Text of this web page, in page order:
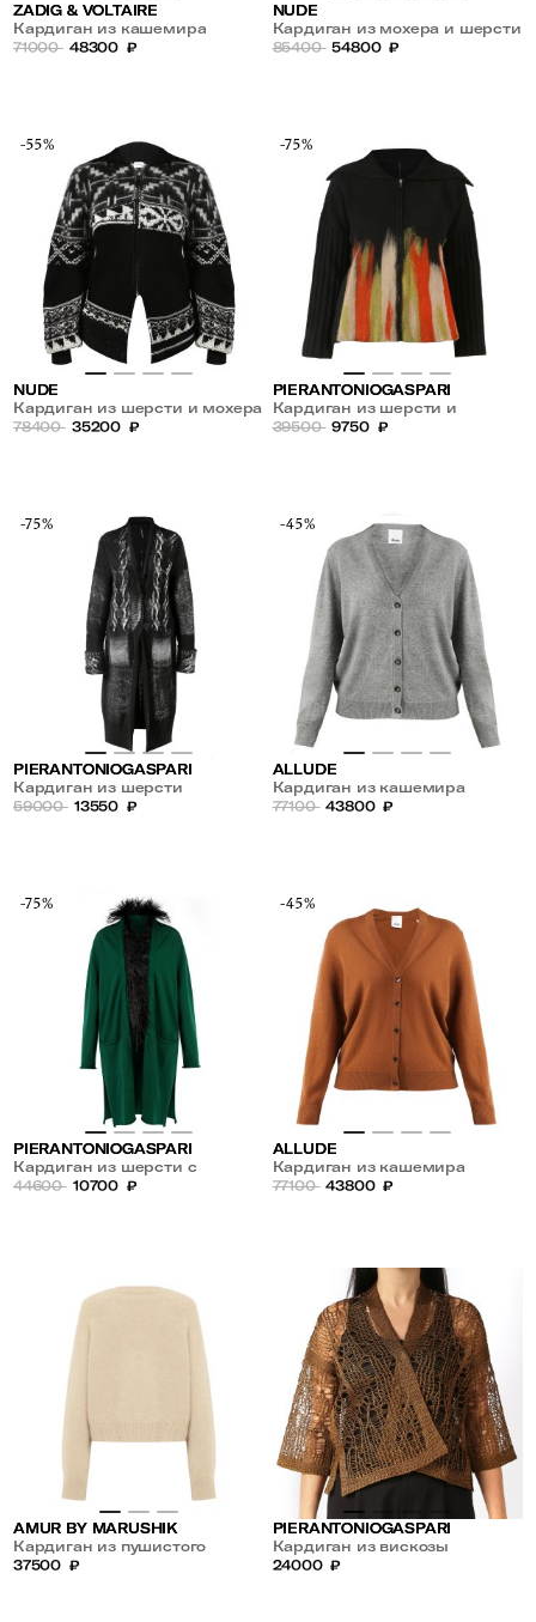
ZADIG & VOLTAIRE
Кардиган из кашемира
71000 48300 ₽
NUDE
Кардиган из мохера и шерсти
в пайетках
85400 54800 ₽
-55%
NUDE
Кардиган из шерсти и мохера
на молнии
78400 35200 ₽
-75%
PIERANTONIOGASPARI
Кардиган из шерсти и
кашемира
39500 9750 ₽
-75%
PIERANTONIOGASPARI
Кардиган из шерсти
59000 13550 ₽
-45%
ALLUDE
Кардиган из кашемира
77100 43800 ₽
-75%
PIERANTONIOGASPARI
Кардиган из шерсти с
карманами
44600 10700 ₽
-45%
ALLUDE
Кардиган из кашемира
77100 43800 ₽
AMUR BY MARUSHIK
Кардиган из пушистого
кашемира
37500 ₽
PIERANTONIOGASPARI
Кардиган из вискозы
24000 ₽